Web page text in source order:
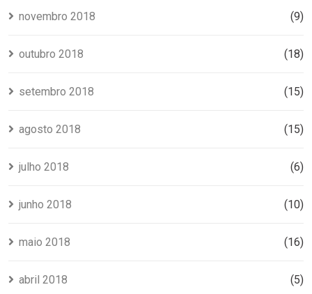
novembro 2018 (9)
outubro 2018 (18)
setembro 2018 (15)
agosto 2018 (15)
julho 2018 (6)
junho 2018 (10)
maio 2018 (16)
abril 2018 (5)